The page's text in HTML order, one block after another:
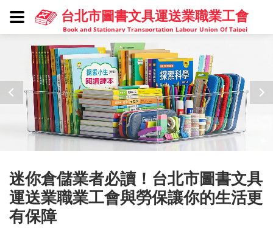
台北市圖書文具運送業職業工會
Book and Stationary Transportation Labour Union Of Taipei
迷你倉儲業者必讀！台北市圖書文具
運送業職業工會與勞保讓你的生活更
有保障